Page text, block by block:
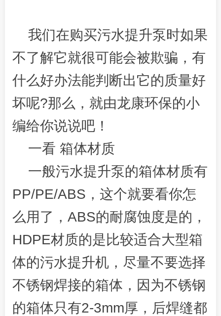
我们在购买污水提升泵时如果
不了解它就很可能会被欺骗，有
什么好办法能判断出它的质量好
坏呢?那么，就由龙康环保的小
编给你说说吧！
一看 箱体材质
一般污水提升泵的箱体材质有
PP/PE/ABS，这个就要看你怎
么用了，ABS的耐腐蚀度是的，
HDPE材质的是比较适合大型箱
体的污水提升机，尽量不要选择
不锈钢焊接的箱体，因为不锈钢
的箱体只有2-3mm厚，后焊缝都